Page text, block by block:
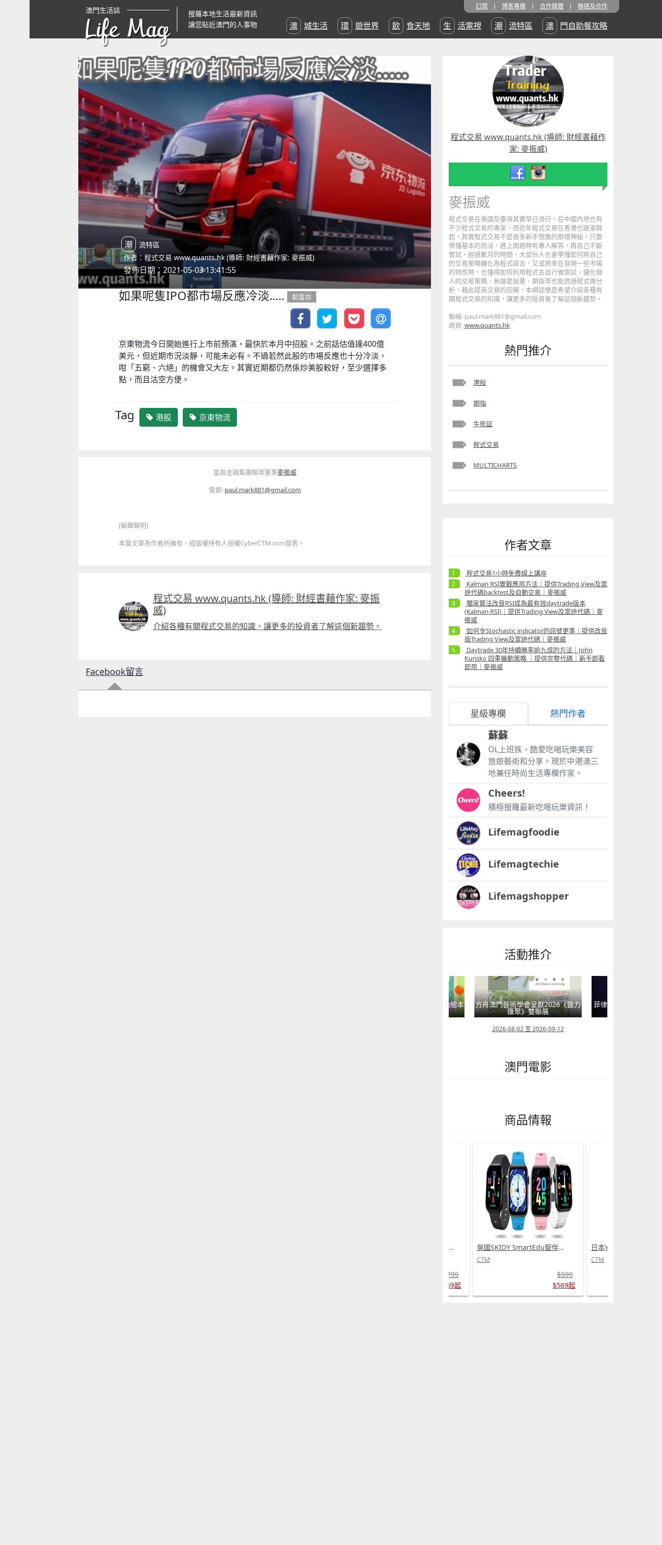
澳門生活誌
Life Mag
搜羅本地生活最新資訊
讓您貼近澳門的人事物
訂閱 博客專欄 合作媒體 聯絡及合作
澳城生活 環遊世界 飲食天地 生活電視 潮流特區 澳門自助餐攻略
潮流特區
作者：程式交易 www.quants.hk (導師: 財經書藉作家: 麥振威)
發佈日期：2021-05-03 13:41:55
如果呢隻IPO都市場反應冷淡..... 創富坊
京東物流今日開始進行上市前預演，最快於本月中招股。之前話估值達400億
美元，但近期市況淡靜，可能未必有。不過若然此股的市場反應也十分冷淡，
咁「五窮、六絕」的機會又大左。其實近期都仍然係炒美股較好，至少選擇多
點，而且沽空方便。
Tag 港股 京東物流
富昌金融集團聯席董事麥振威
電郵: paul.mark881@gmail.com
[編輯聲明]
本篇文章為作者所擁有，經版權持有人授權CyberCTM.com發表。
程式交易 www.quants.hk (導師: 財經書藉作家: 麥振
威)
介紹各種有關程式交易的知識，讓更多的投資者了解這個新趨勢。
Facebook留言
程式交易 www.quants.hk (導師: 財經書藉作
家: 麥振威)
麥振威
程式交易在美國及臺灣其實早已流行，在中國內地也有
不少程式交易的專家，而近年程式交易在香港也逐漸興
起，其實程式交易不是很多新手想像的那樣神秘，只要
學懂基本的用法，遇上問題時有專人解答，再自己不斷
嘗試，經過數月的時間，大部份人也會學懂如何將自己
的交易策略轉化為程式語言，又或將來在發現一些市場
的特性時，也懂得如何利用程式去自行做測試，優化個
人的交易策略，無論是股票、期指等也能透過程式做分
析，藉此提高交易的回報，本網誌便是希望介紹各種有
關程式交易的知識，讓更多的投資者了解這個新趨勢。
聯絡: paul.mark881@gmail.com
網頁:www.quants.hk
熱門推介
港股
期指
牛熊証
程式交易
MULTICHARTS
作者文章
程式交易1小時免費線上講座
Kalman RSI實戰應用方法｜提供Trading View及富
途代碼backtest及自動交易｜麥振威
獨家算法改良RSI成為最有效daytrade版本
(Kalman RSI)｜提供Trading View及富途代碼｜麥
振威
如何令Stochastic indicator的訊號更準｜提供改良
版Trading View及富途代碼｜麥振威
Daytrade 30年持續勝率逾九成的方法｜John
Kurisko 四重輪動策略 ｜提供完整代碼｜新手即看
即用｜麥振威
星級專欄 熱門作者
蘇蘇
OL上班族，酷愛吃喝玩樂美容
旅遊藝術和分享。現於中港澳三
地兼任時尚生活專欄作家。
Cheers!
積極搜羅最新吃喝玩樂資訊！
Lifemagfoodie
Lifemagtechie
Lifemagshopper
活動推介
方舟澳門藝術學會呈獻2026《藝力
匯聚》雙聯展
2026-08-02 至 2026-09-12
菲律賓亮點文創活動（遊戲開發博
覽會及動畫節）
2026-07-24 至 2026-11-30
澳門電影
商品情報
英國SKIDY SmartEdu智伴高清流暢五重定位遠控180°旋攝雙向視頻海外適配兒童智能手錶PRO (需訂貨)
$599
$569起
日本Yohome 5D全方位雙面雙葉對流淨化智能語音伸縮循環扇 PRO (需訂貨)
CTM
$799
$669起
CTM